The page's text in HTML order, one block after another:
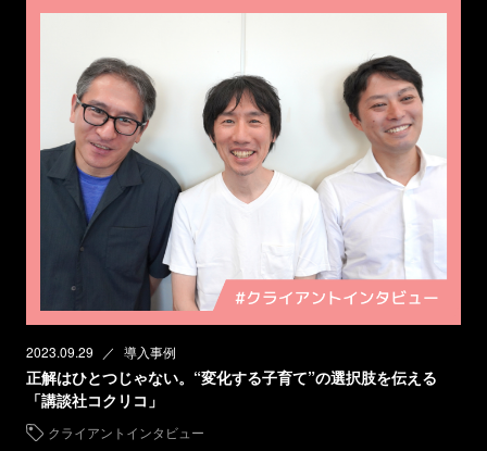
2023.09.29 導入事例
正解はひとつじゃない。“変化する子育て”の選択肢を伝える
「講談社コクリコ」
クライアントインタビュー